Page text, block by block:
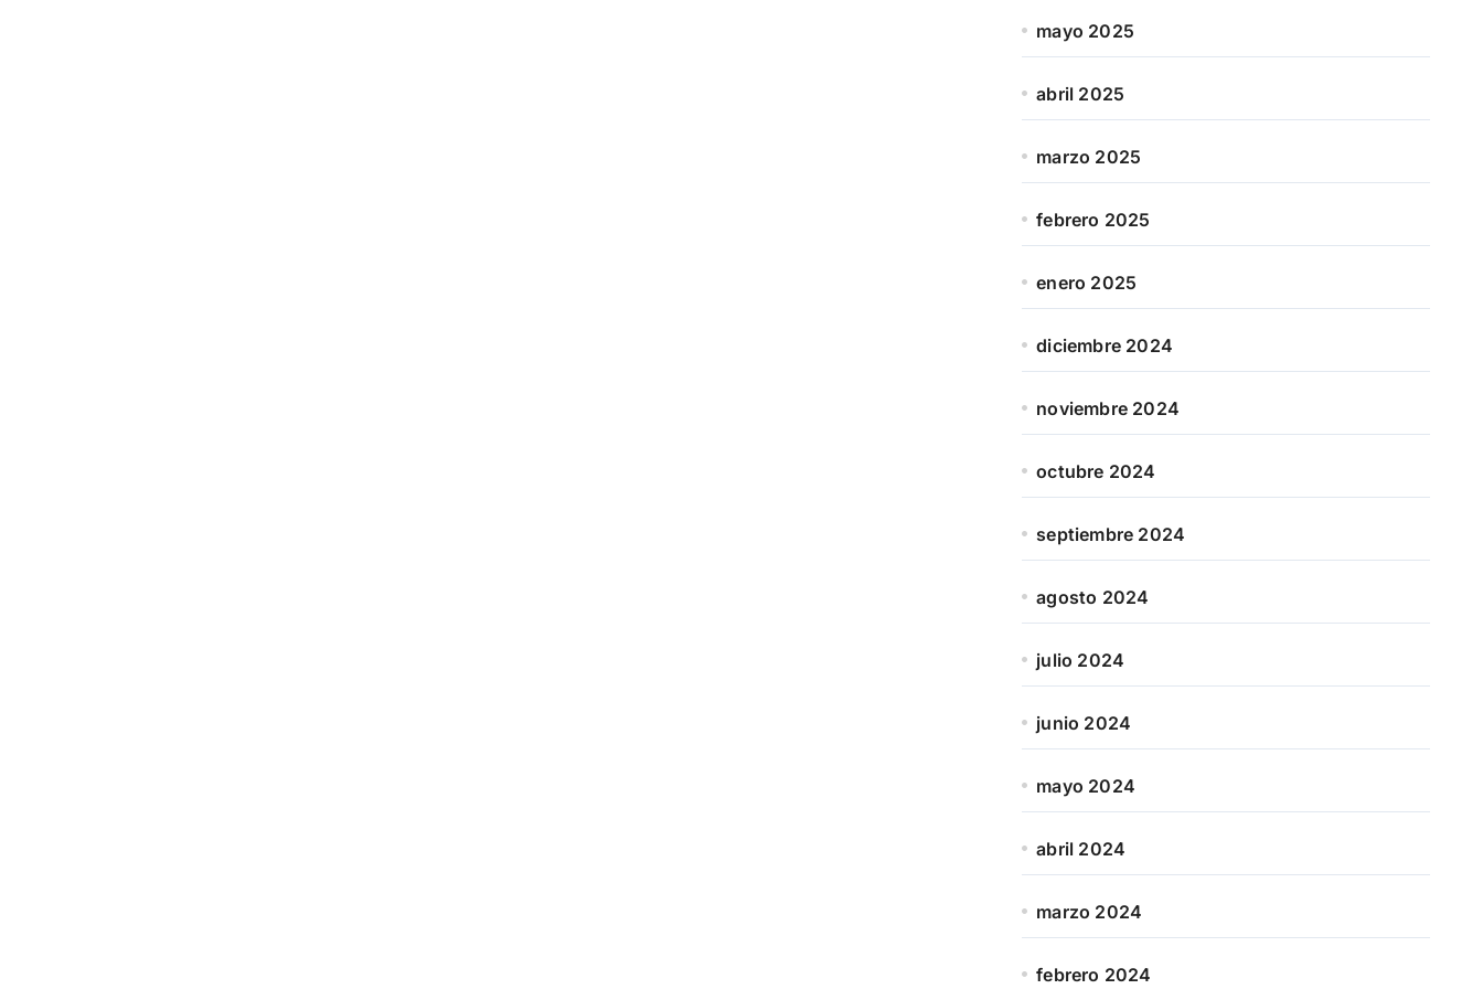
mayo 2025
abril 2025
marzo 2025
febrero 2025
enero 2025
diciembre 2024
noviembre 2024
octubre 2024
septiembre 2024
agosto 2024
julio 2024
junio 2024
mayo 2024
abril 2024
marzo 2024
febrero 2024